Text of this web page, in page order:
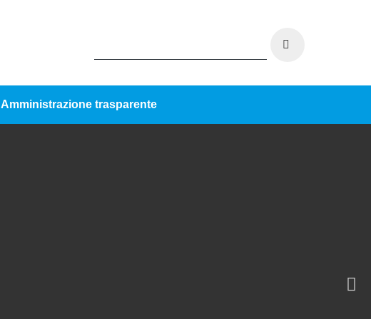
Amministrazione trasparente